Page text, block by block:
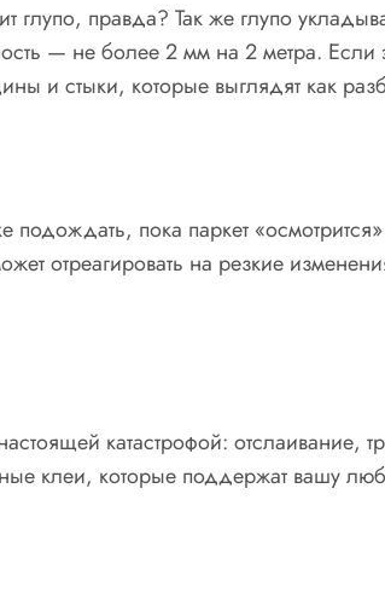
правда? Так же глупо
— не более 2 мм на 2 метра. Если
и стыки, которые выглядят как
пока паркет
отреагировать на резкие
катастрофой: отслаивание,
клеи, которые поддержат вашу